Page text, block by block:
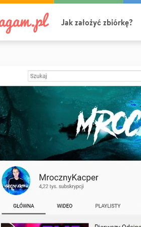
Jak założyć zbiórkę?